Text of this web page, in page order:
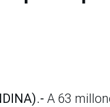
A 63